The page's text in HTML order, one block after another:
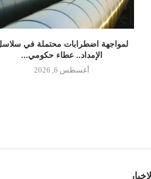
لمواجهة اضطرابات محتملة في
الإمداد.. عطاء حكومي...
أغسطس 6, 2026